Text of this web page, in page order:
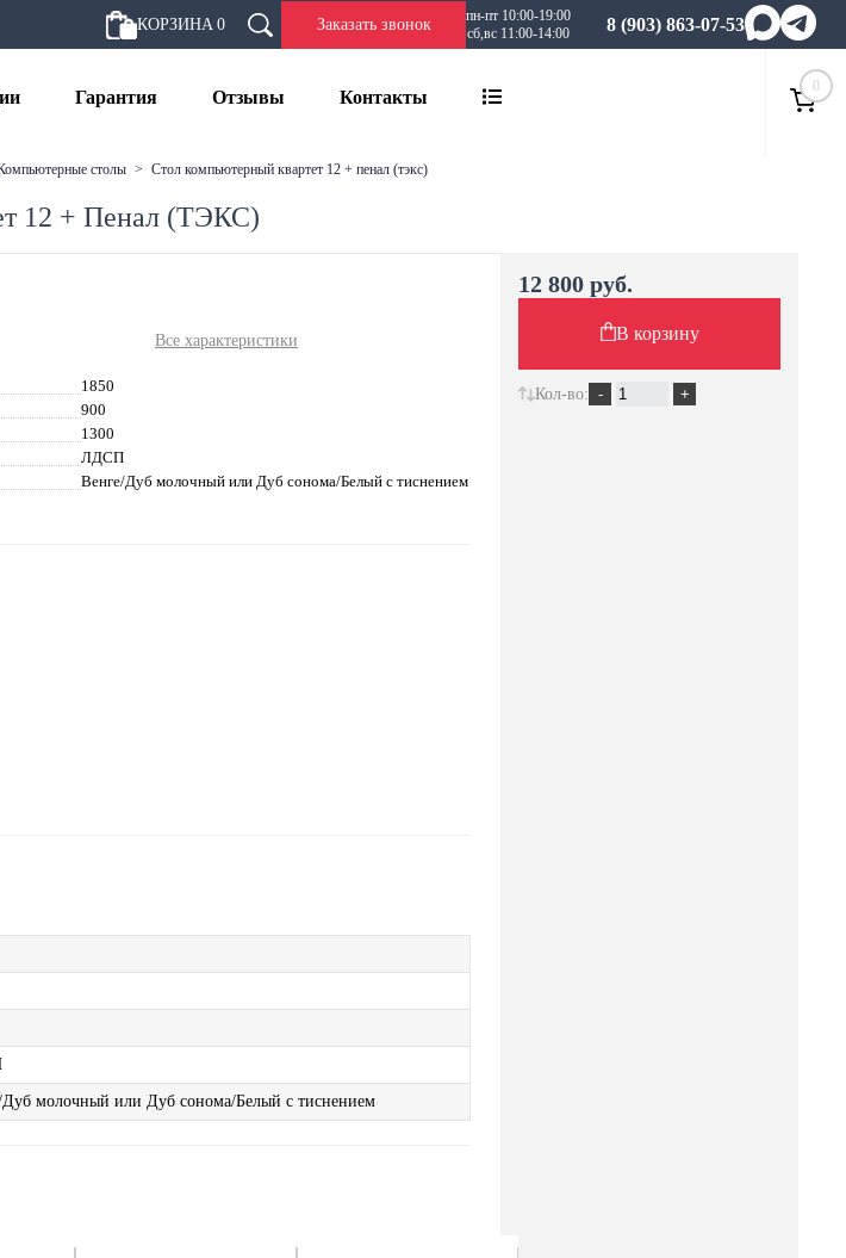
КОРЗИНА 0 Заказать звонок
пн-пт 10:00-19:00
сб,вс 11:00-14:00
8 (903) 863-07-53
Гарантия Отзывы Контакты
0
компьютерные столы > стол компьютерный квартет 12 + пенал (тэкс)
12 + Пенал (ТЭКС)
Все характеристики
1850
900
1300
ЛДСП
Венге/Дуб молочный или Дуб сонома/Белый с тиснением
Дуб молочный или Дуб сонома/Белый с тиснением
12 800 руб.
В корзину
Кол-во: